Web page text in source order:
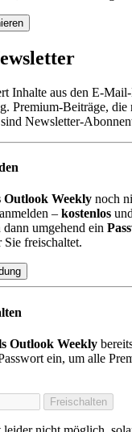
Inhalte aus den E-
Premium-Beiträge, die
Newsletter-
Outlook Weekly noch
– kostenlos
umgehend ein
freischaltet.
Outlook Weekly
ein, um alle
Freischalten